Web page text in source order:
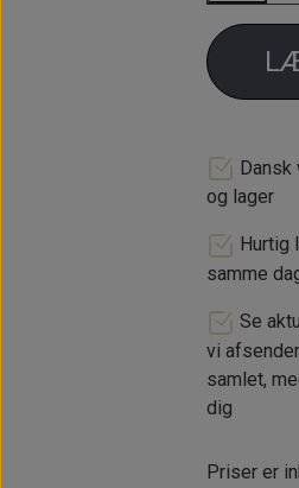
Dansk
og lager
Hurtig
samme
Se
vi
samlet,
dig
Priser er